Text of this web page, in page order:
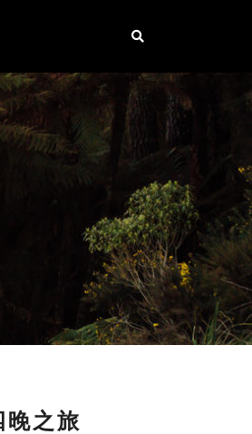
之旅